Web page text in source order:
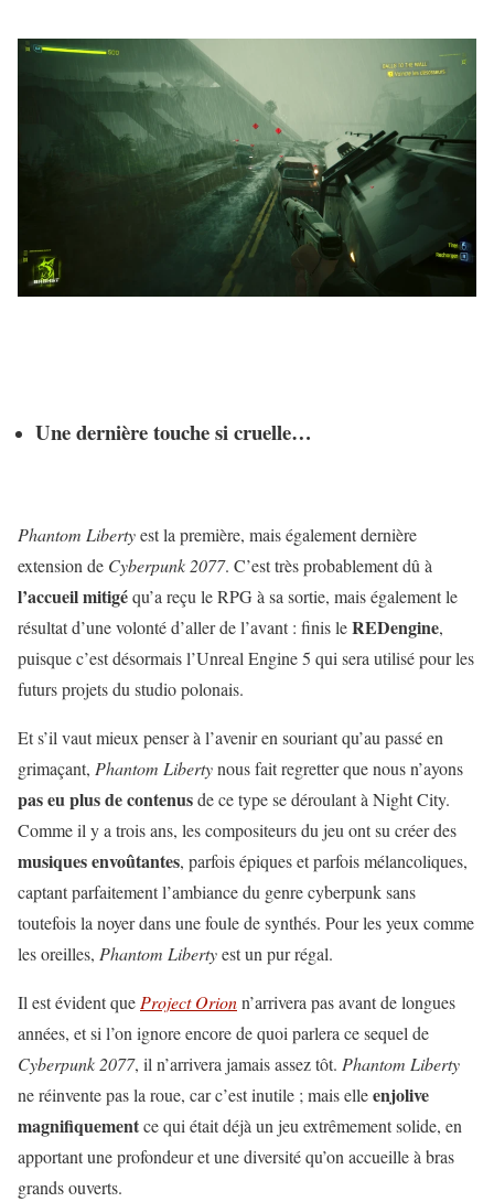
Une dernière touche si cruelle…
Phantom Libertyest la première, mais également dernière
extension de Cyberpunk 2077. C’est très probablement dû à
l’accueil mitigéqu’a reçu le RPG à sa sortie, mais également le
résultat d’une volonté d’aller de l’avant : finis leREDengine,
puisque c’est désormais l’Unreal Engine 5 qui sera utilisé pour les
futurs projets du studio polonais.
Et s’il vaut mieux penser à l’avenir en souriant qu’au passé en
grimaçant, Phantom Libertynous fait regretter que nous n’ayons
pas eu plus de contenusde ce type se déroulant à Night City.
Comme il y a trois ans, les compositeurs du jeu ont su créer des
musiques envoûtantes, parfois épiques et parfois mélancoliques,
captant parfaitement l’ambiance du genre cyberpunk sans
toutefois la noyer dans une foule de synthés. Pour les yeux comme
les oreilles, Phantom Libertyest un pur régal.
Il est évident que Project Orionn’arrivera pas avant de longues
années, et si l’on ignore encore de quoi parlera ce sequel de
Cyberpunk 2077, il n’arrivera jamais assez tôt. Phantom Liberty
ne réinvente pas la roue, car c’est inutile ; mais elleenjolive
magnifiquementce qui était déjà un jeu extrêmement solide, en
apportant une profondeur et une diversité qu’on accueille à bras
grands ouverts.